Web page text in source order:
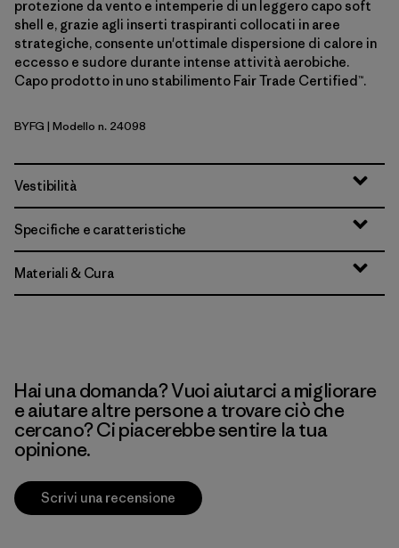
protezione da vento e intemperie di un leggero capo soft
shell e, grazie agli inserti traspiranti collocati in aree
strategiche, consente un'ottimale dispersione di calore in
eccesso e sudore durante intense attività aerobiche.
Capo prodotto in uno stabilimento Fair Trade Certified™.
Berry Fig
BYFG | Modello n. 24098
Vestibilità
Specifiche e caratteristiche
Materiali & Cura
Hai una domanda? Vuoi aiutarci a migliorare
e aiutare altre persone a trovare ciò che
cercano? Ci piacerebbe sentire la tua
opinione.
Scrivi una recensione